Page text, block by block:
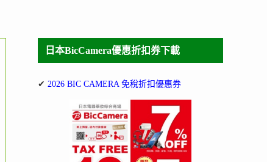
日本BicCamera優惠折扣券下載
✔ 2026 BIC CAMERA 免稅折扣優惠券